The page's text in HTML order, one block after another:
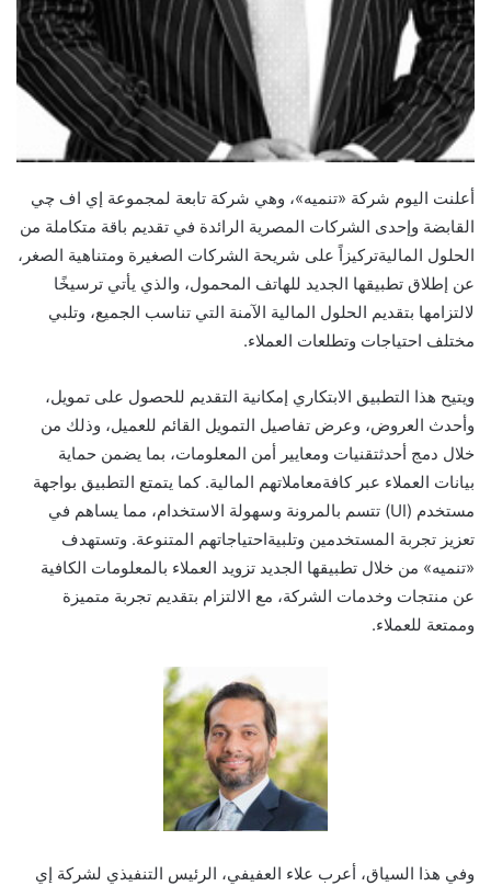
أعلنت اليوم شركة «تنميه»، وهي شركة تابعة لمجموعة إي اف چي
القابضة وإحدى الشركات المصرية الرائدة في تقديم باقة متكاملة من
الحلول الماليةتركيزاعلى شريحة الشركات الصغيرة ومتناهية الصغر،
عن إطلاق تطبيقها الجديد للهاتف المحمول، والذي يأتي ترسيخًا
لالتزامها بتقديم الحلول المالية الآمنة التي تناسب الجميع، وتلبي
مختلف احتياجات وتطلعات العملاء.
ويتيح هذا التطبيق الابتكاري إمكانية التقديم للحصول على تمويل،
وأحدث العروض، وعرض تفاصيل التمويل القائم للعميل، وذلك من
خلال دمج أحدثتقنيات ومعايير أمن المعلومات، بما يضمن حماية
بيانات العملاء عبر كافةمعاملاتهم المالية. كما يتمتع التطبيق بواجهة
مستخدم (UI) تتسم بالمرونة وسهولة الاستخدام، مما يساهم في
تعزيز تجربة المستخدمين وتلبيةاحتياجاتهم المتنوعة. وتستهدف
«تنميه» من خلال تطبيقها الجديد تزويد العملاء بالمعلومات الكافية
عن منتجات وخدمات الشركة، مع الالتزام بتقديم تجربة متميزة
وممتعة للعملاء.
وفي هذا السياق، أعرب علاء العفيفي، الرئيس التنفيذي لشركة إي